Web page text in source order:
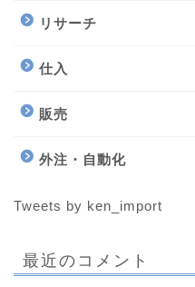
リサーチ
仕入
販売
外注・自動化
Tweets by ken_import
最近のコメント